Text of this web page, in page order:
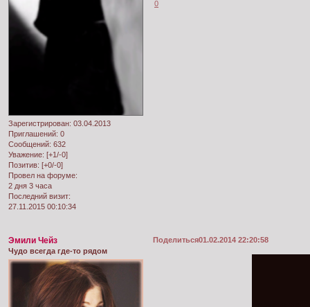
Зарегистрирован: 03.04.2013
Приглашений: 0
Сообщений: 632
Уважение: [+1/-0]
Позитив: [+0/-0]
Провел на форуме:
2 дня 3 часа
Последний визит:
27.11.2015 00:10:34
0
Поделиться01.02.2014 22:20:58
Эмили Чейз
Чудо всегда где-то рядом